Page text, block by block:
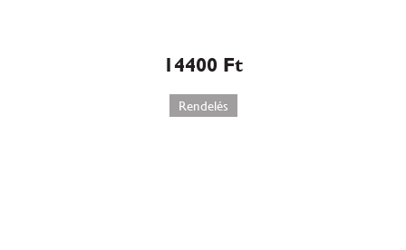
14400 Ft
Rendelés